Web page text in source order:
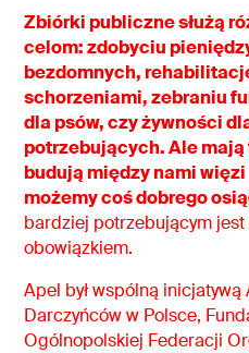
Zbiórki publiczne służą
celom: zdobyciu
bezdomnych,
schorzeniami, zebraniu
dla psów, czy żywności
potrzebujących. Ale mają
budują między nami
możemy coś dobrego
bardziej potrzebującym
obowiązkiem.
Apel był wspólną
Darczyńców w Polsce,
Ogólnopolskiej Federacji